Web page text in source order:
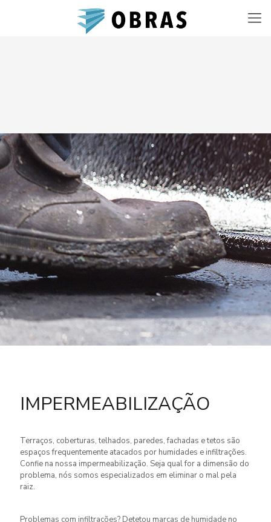
IMPERMEABILIZAÇÃO
Terraços, coberturas, telhados, paredes, fachadas e tetos são
espaços frequentemente atacados por humidades e infiltrações.
Confie na nossa impermeabilização. Seja qual for a dimensão do
problema, nós somos especializados em eliminar o mal pela
raiz.
Problemas com infiltrações? Detetou marcas de humidade no